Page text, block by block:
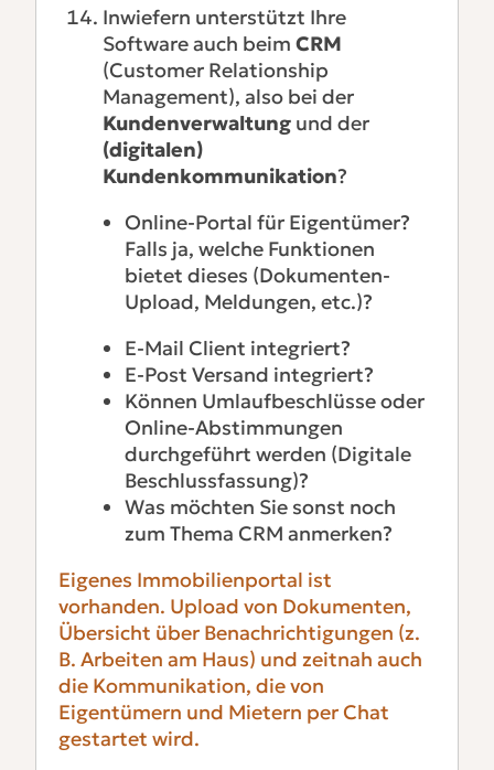
Inwiefern unterstützt Ihre
Software auch beim CRM
(Customer Relationship
Management), also bei der
Kundenverwaltung und der
(digitalen)
Kundenkommunikation?
Online-Portal für Eigentümer?
Falls ja, welche Funktionen
bietet dieses (Dokumenten-
Upload, Meldungen, etc.)?
E-Mail Client integriert?
E-Post Versand integriert?
Können Umlaufbeschlüsse oder
Online-Abstimmungen
durchgeführt werden (Digitale
Beschlussfassung)?
Was möchten Sie sonst noch
zum Thema CRM anmerken?
Eigenes Immobilienportal ist
vorhanden. Upload von Dokumenten,
Übersicht über Benachrichtigungen (z.
B. Arbeiten am Haus) und zeitnah auch
die Kommunikation, die von
Eigentümern und Mietern per Chat
gestartet wird.